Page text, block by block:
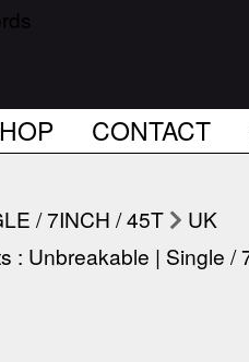
CONTACT
/ 7INCH / 45T UK